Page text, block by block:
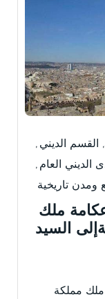
, القسم الديني ,
الديني العام ,
ومدن تاريخية
ملك
السيد
مملكة